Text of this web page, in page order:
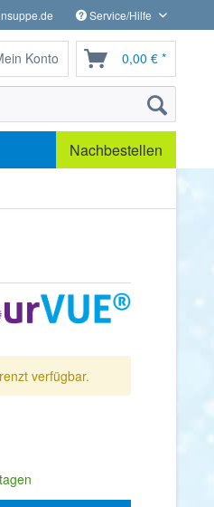
Service/Hilfe
Konto 0,00 € *
Nachbestellen
verfügbar.